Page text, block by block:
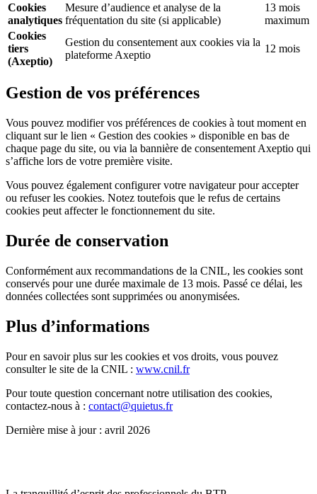
Cookies
analytiques
Mesure d’audience et analyse de la
fréquentation du site (si applicable)
13 mois
maximum
Cookies
tiers
(Axeptio)
Gestion du consentement aux cookies via la
plateforme Axeptio
12 mois
Gestion de vos préférences
Vous pouvez modifier vos préférences de cookies à tout moment en
cliquant sur le lien « Gestion des cookies » disponible en bas de
chaque page du site, ou via la bannière de consentement Axeptio qui
s’affiche lors de votre première visite.
Vous pouvez également configurer votre navigateur pour accepter
ou refuser les cookies. Notez toutefois que le refus de certains
cookies peut affecter le fonctionnement du site.
Durée de conservation
Conformément aux recommandations de la CNIL, les cookies sont
conservés pour une durée maximale de 13 mois. Passé ce délai, les
données collectées sont supprimées ou anonymisées.
Plus d’informations
Pour en savoir plus sur les cookies et vos droits, vous pouvez
consulter le site de la CNIL : www.cnil.fr
Pour toute question concernant notre utilisation des cookies,
contactez-nous à : contact@quietus.fr
Dernière mise à jour : avril 2026